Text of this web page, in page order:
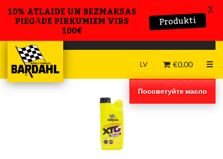
LV
Посоветуйте масло
€0.00 ☰
10% ATLAIDE UN BEZMAKSAS
PIEGĀDE PIRKUMIEM VIRS
100€ Produkti
X